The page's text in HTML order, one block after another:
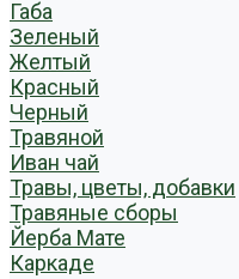
Габа
Зеленый
Желтый
Красный
Черный
Травяной
Иван чай
Травы, цветы, добавки
Травяные сборы
Йерба Мате
Каркаде